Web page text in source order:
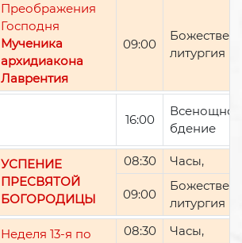
Преображения
Господня
Мученика
архидиакона
Лаврентия
09:00
литургия
16:00
Всенощное
бдение
УСПЕНИЕ
ПРЕСВЯТОЙ
БОГОРОДИЦЫ
08:30 Часы,
09:00
литургия
Неделя 13-я по
08:30 Часы,